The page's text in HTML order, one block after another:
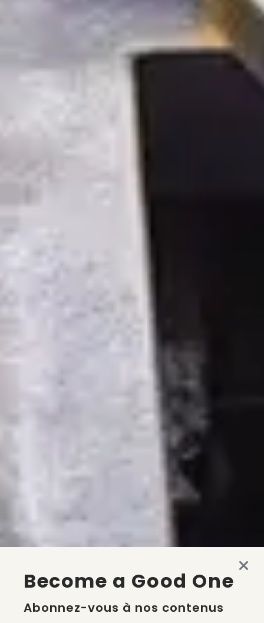
Become a Good One
Abonnez-vous à nos contenus